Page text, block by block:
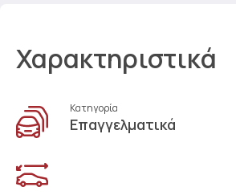
Χαρακτηριστικά
Κατηγορία
Επαγγελματικά